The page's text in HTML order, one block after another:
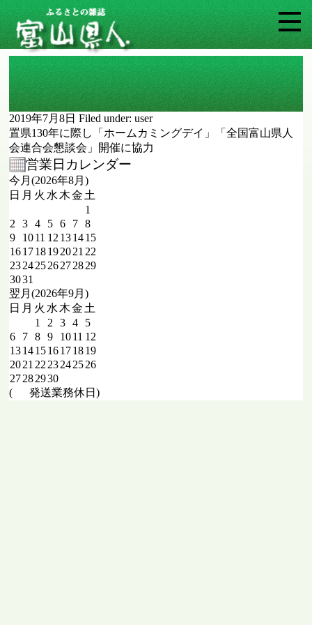
2013年（平成25年）
2019年7月8日 Filed under:user
置県130年に際し「ホームカミングデイ」「全国富山県人
会連合会懇談会」開催に協力
営業日カレンダー
今月(2026年8月)
日 月 火 水 木 金 土
1
2
3 4 5 6 7
8
9
1011 12 131415
161718192021 22
23242526272829
3031
翌月(2026年9月)
日 月 火 水 木 金 土
1
2 3 4
5
6
7 8 9 1011 12
13141516171819
2021 22 23242526
27282930
(
発送業務休日)